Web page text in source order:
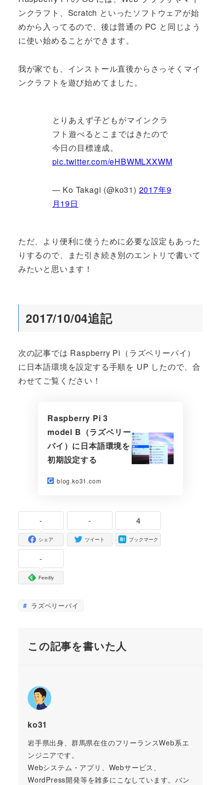
ンクラフト、Scratch といったソフトウェアが始
めから入ってるので、後は普通の PC と同じよう
に使い始めることができます。
我が家でも、インストール直後からさっそくマイ
ンクラフトを遊び始めてました。
とりあえず子どもがマインクラ
フト遊べるとこまではきたので
今日の目標達成。
pic.twitter.com/eHBWMLXXWM
— Ko Takagi (@ko31) 2017年9
月19日
ただ、より便利に使うために必要な設定もあった
りするので、また引き続き別のエントリで書いて
みたいと思います！
2017/10/04追記
次の記事では Raspberry Pi（ラズベリーパイ）
に日本語環境を設定する手順を UP したので、合
わせてご覧ください！
Raspberry Pi 3
model B（ラズベリー
パイ）に日本語環境を
初期設定する
blog.ko31.com
-
シェア
-
ツイート
4
ブックマーク
-
Feedly
ラズベリーパイ
この記事を書いた人
ko31
岩手県出身、群馬県在住のフリーランスWeb系エ
ンジニアです。
Webシステム・アプリ、Webサービス、
WordPress開発等を雑多にこなしています。バン